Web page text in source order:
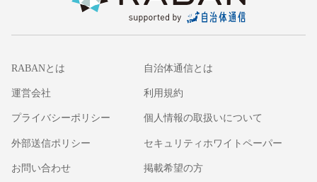
RABANとは 自治体通信とは
運営会社 利用規約
プライバシーポリシー 個人情報の取扱いについて
外部送信ポリシー セキュリティホワイトペーパー
お問い合わせ 掲載希望の方